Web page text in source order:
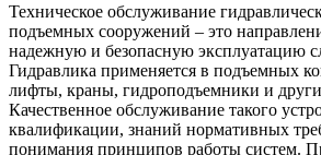
Техническое обслуживание
подъемных сооружений – это
надежную и безопасную эксплуатацию
Гидравлика применяется в подъемных
лифты, краны, гидроподъемники и
Качественное обслуживание такого
квалификации, знаний нормативных
понимания принципов работы систем.